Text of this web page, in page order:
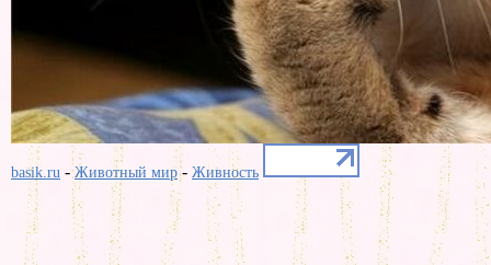
basik.ru -Животный мир- Живность